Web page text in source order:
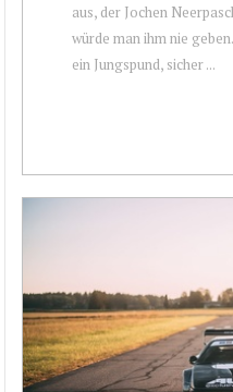
aus, der Jochen
würde man ihm nie
ein Jungspund, sicher ...